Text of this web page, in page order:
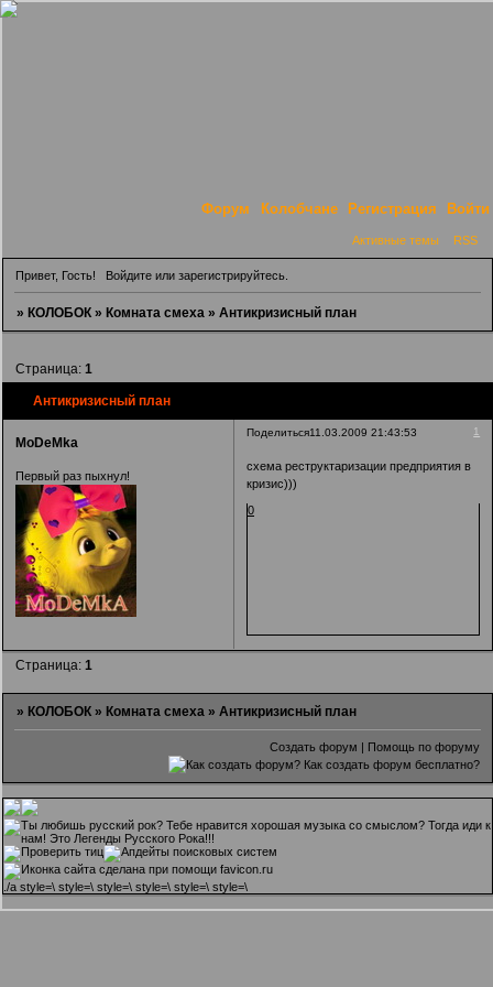
Форум Колобчане Регистрация Войти
Активные темы RSS
Привет, Гость! Войдитеили зарегистрируйтесь.
»КОЛОБОК »Комната смеха »Антикризисный план
Антикризисный план
Страница:1
Поделиться 1
11.03.2009 21:43:53
MoDeMka
Первый раз пыхнул!
схема реструктаризации предприятия в
кризис)))
0
Страница:1
» КОЛОБОК » Комната смеха »Антикризисный план
Создать форум | Помощь по форуму
./a style=\ style=\ style=\ style=\ style=\ style=\